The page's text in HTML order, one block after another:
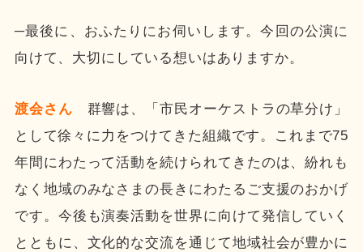
─最後に、おふたりにお伺いします。今回の公演に
向けて、大切にしている想いはありますか。
渡会さん 群響は、「市民オーケストラの草分け」
として徐々に力をつけてきた組織です。これまで75
年間にわたって活動を続けられてきたのは、紛れも
なく地域のみなさまの長きにわたるご支援のおかげ
です。今後も演奏活動を世界に向けて発信していく
とともに、文化的な交流を通じて地域社会が豊かに